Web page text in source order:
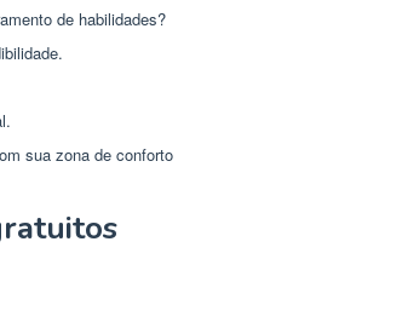
de habilidades?
sua zona de conforto